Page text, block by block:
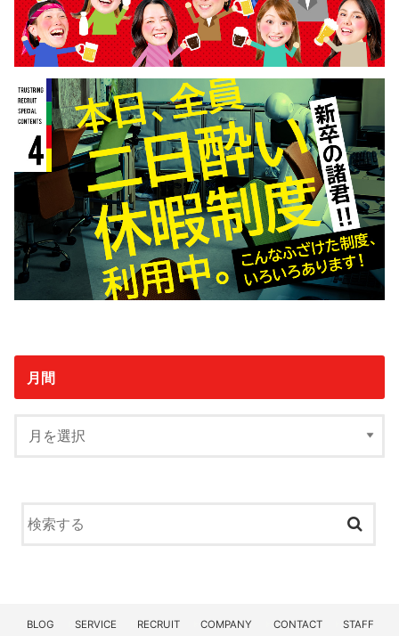
月間
BLOG SERVICE RECRUIT COMPANY CONTACT STAFF